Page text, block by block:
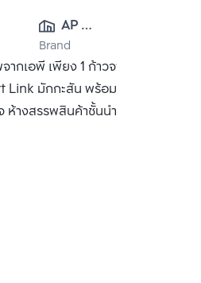
AP
(PHETCHABURI)
CO., LTD
Brand
กเอพี เพียง 1 ก้าวจาก MRT
Link มักกะสัน พร้อมสิ่งอำนวย
ห้างสรรพสินค้าชั้นนำ